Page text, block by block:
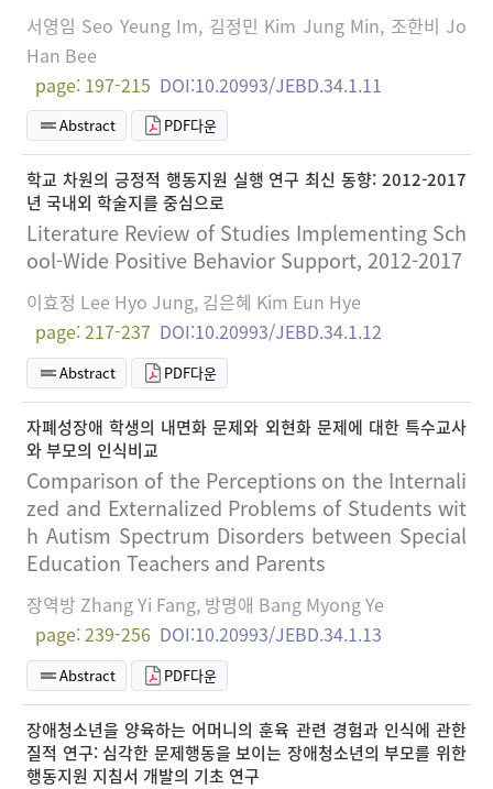
서영임 Seo Yeung Im, 김정민 Kim Jung Min, 조한비 Jo
Han Bee
page: 197-215 DOI:10.20993/JEBD.34.1.11
Abstract PDF다운
학교 차원의 긍정적 행동지원 실행 연구 최신 동향: 2012-2017
년 국내외 학술지를 중심으로
Literature Review of Studies Implementing Sch
ool-Wide Positive Behavior Support, 2012-2017
이효정 Lee Hyo Jung, 김은혜 Kim Eun Hye
page: 217-237 DOI:10.20993/JEBD.34.1.12
Abstract PDF다운
자폐성장애 학생의 내면화 문제와 외현화 문제에 대한 특수교사
와 부모의 인식비교
Comparison of the Perceptions on the Internali
zed and Externalized Problems of Students wit
h Autism Spectrum Disorders between Special
Education Teachers and Parents
장역방 Zhang Yi Fang, 방명애 Bang Myong Ye
page: 239-256 DOI:10.20993/JEBD.34.1.13
Abstract PDF다운
장애청소년을 양육하는 어머니의 훈육 관련 경험과 인식에 관한
질적 연구: 심각한 문제행동을 보이는 장애청소년의 부모를 위한
행동지원 지침서 개발의 기초 연구